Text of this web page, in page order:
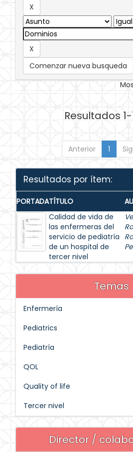
Comenzar nueva busqueda
Resultados 1-
Anterior 1
Resultados por ítem:
PORTADATÍTULO
Calidad de vida de
las enfermeras del
servicio de pediatría
de un hospital de
tercer nivel
Temas
Enfermería
Pediatrics
Pediatría
QOL
Quality of life
Tercer nivel
Director /